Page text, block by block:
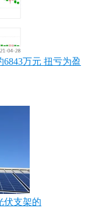
万元 扭亏为盈
伏支架的